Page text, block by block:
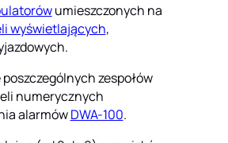
umieszczonych na
wyświetlających,
zespołów
numerycznych
alarmówDWA-100.